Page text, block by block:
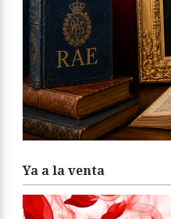
Ya a la venta